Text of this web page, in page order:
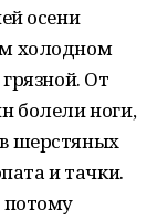
осени
холодном
От
болели ноги,
шерстяных
и тачки.
потому